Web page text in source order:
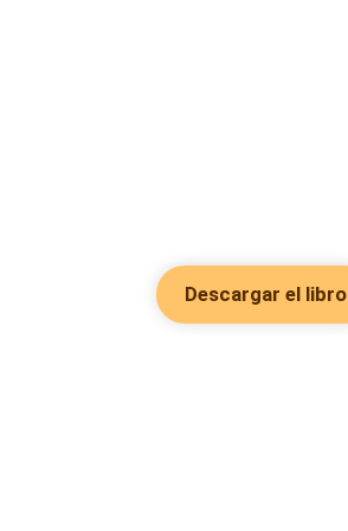
Descargar el libro